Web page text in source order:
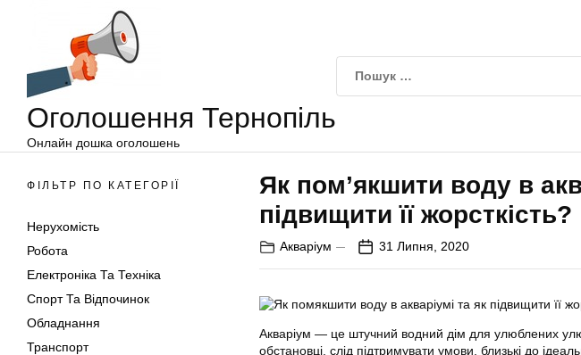
Оголошення Тернопіль
Онлайн дошка оголошень
ФІЛЬТР ПО КАТЕГОРІЇ
Нерухомість
Робота
Електроніка Та Техніка
Спорт Та Відпочинок
Обладнання
Транспорт
Як пом’якшити воду в
підвищити її жорсткість?
Акваріум 31 Липня, 2020
Акваріум — це штучний водний дім для улюблених
обстановці, слід підтримувати умови, близькі до